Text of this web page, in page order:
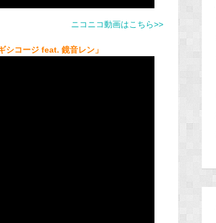
ニコニコ動画はこちら>>
シコージ feat. 鏡音レン」